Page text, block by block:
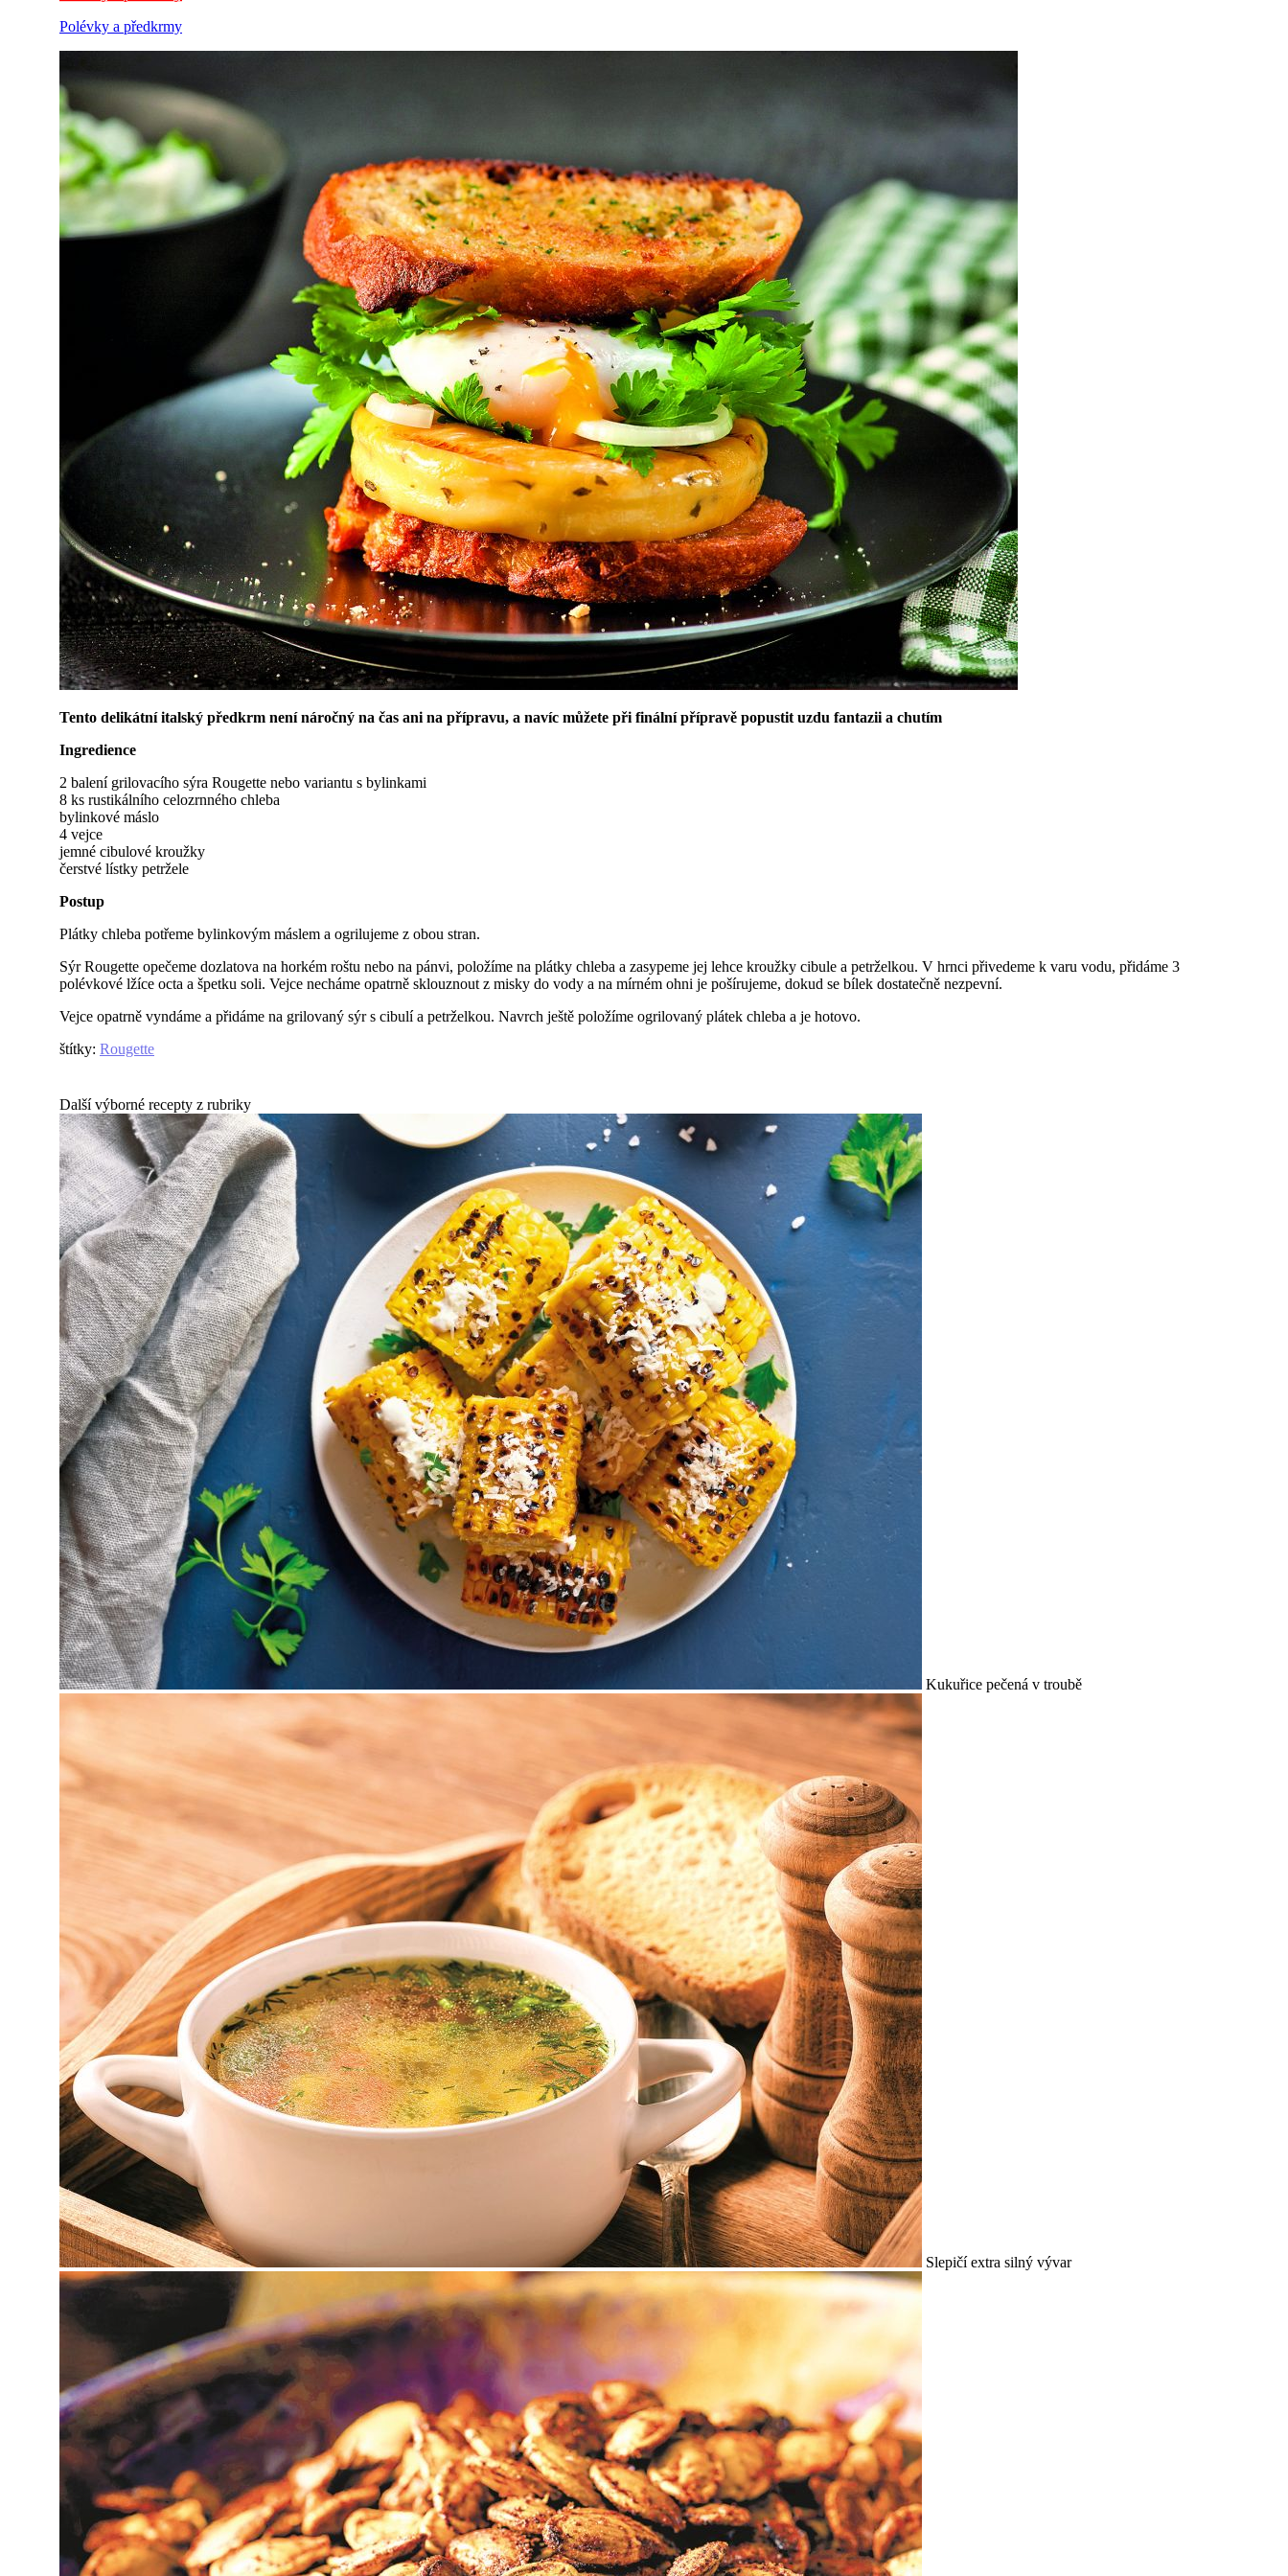
Polévky a předkrmy
Tento delikátní italský předkrm není náročný na čas ani na přípravu, a navíc můžete při finální přípravě popustit uzdu fantazii a chutím
Ingredience
2 balení grilovacího sýra Rougette nebo variantu s bylinkami
8 ks rustikálního celozrnného chleba
bylinkové máslo
4 vejce
jemné cibulové kroužky
čerstvé lístky petržele
Postup
Plátky chleba potřeme bylinkovým máslem a ogrilujeme z obou stran.
Sýr Rougette opečeme dozlatova na horkém roštu nebo na pánvi, položíme na plátky chleba a zasypeme jej lehce kroužky cibule a petrželkou. V hrnci přivedeme k varu vodu, přidáme 3
polévkové lžíce octa a špetku soli. Vejce necháme opatrně sklouznout z misky do vody a na mírném ohni je pošírujeme, dokud se bílek dostatečně nezpevní.
Vejce opatrně vyndáme a přidáme na grilovaný sýr s cibulí a petrželkou. Navrch ještě položíme ogrilovaný plátek chleba a je hotovo.
štítky: Rougette
Další výborné recepty z rubriky
Kukuřice pečená v troubě
Slepičí extra silný vývar